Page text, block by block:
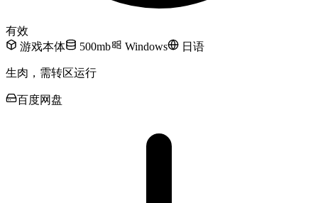
有效
游戏本体
500mb Windows 日语
生肉，需转区运行
百度网盘